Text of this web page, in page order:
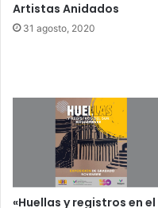
Artistas Anidados
31 agosto, 2020
«Huellas y registros en el